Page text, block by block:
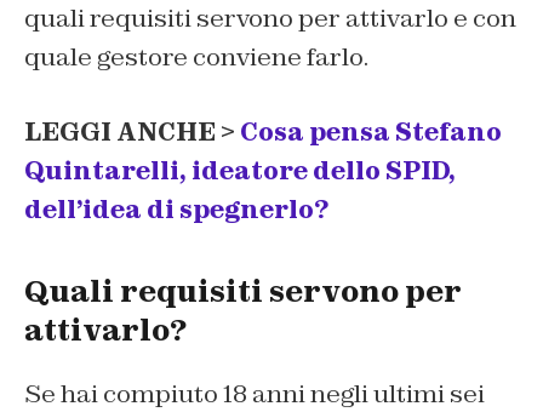
quali requisiti servono per attivarlo e con
quale gestore conviene farlo.
LEGGI ANCHE > Cosa pensa Stefano
Quintarelli, ideatore dello SPID,
dell’idea di spegnerlo?
Quali requisiti servono per
attivarlo?
Se hai compiuto 18 anni negli ultimi sei